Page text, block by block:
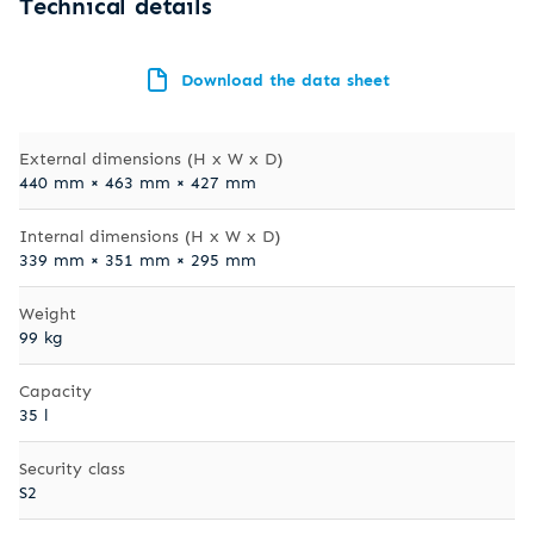
Technical details
Download the data sheet
External dimensions (H x W x D)
440 mm × 463 mm × 427 mm
Internal dimensions (H x W x D)
339 mm × 351 mm × 295 mm
Weight
99 kg
Capacity
35 l
Security class
S2